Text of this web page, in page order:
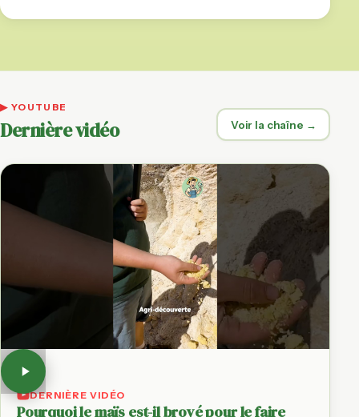
▶ YOUTUBE
Dernière vidéo Voir la chaîne →
DERNIÈRE VIDÉO
Pourquoi le maïs est-il broyé pour le faire